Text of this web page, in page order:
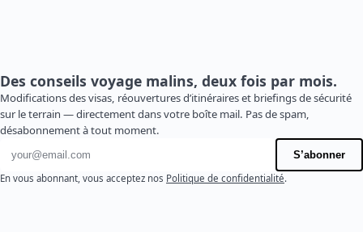
Des conseils voyage malins, deux fois par mois.
Modifications des visas, réouvertures d’itinéraires et briefings de sécurité
sur le terrain — directement dans votre boîte mail. Pas de spam,
désabonnement à tout moment.
Adresse e-mail
S’abonner
En vous abonnant, vous acceptez nos Politique de confidentialité.